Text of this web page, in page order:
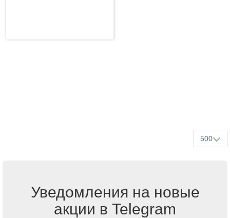
500
Уведомления на новые
акции в Telegram